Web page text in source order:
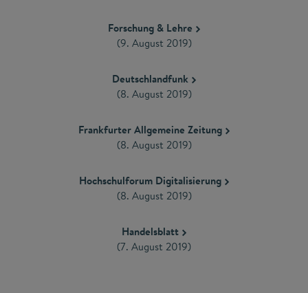
Forschung & Lehre
(9. August 2019)
Deutschlandfunk
(8. August 2019)
Frankfurter Allgemeine Zeitung
(8. August 2019)
Hochschulforum Digitalisierung
(8. August 2019)
Handelsblatt
(7. August 2019)